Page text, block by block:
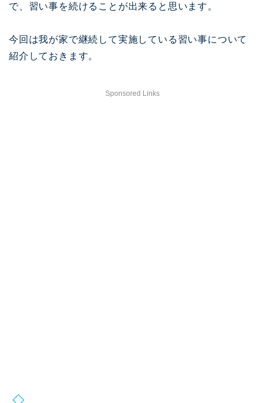
で、習い事を続けることが出来ると思います。
今回は我が家で継続して実施している習い事について
紹介しておきます。
Sponsored Links